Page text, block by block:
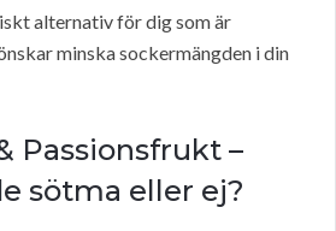
alternativ för dig som är
minska sockermängden i din
Passionsfrukt –
sötma eller ej?